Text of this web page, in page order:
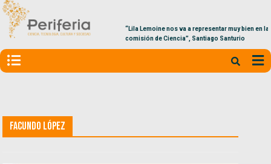
“Lila Lemoine nos va a representar muy bien en la
comisión de Ciencia”, Santiago Santurio
Facundo López